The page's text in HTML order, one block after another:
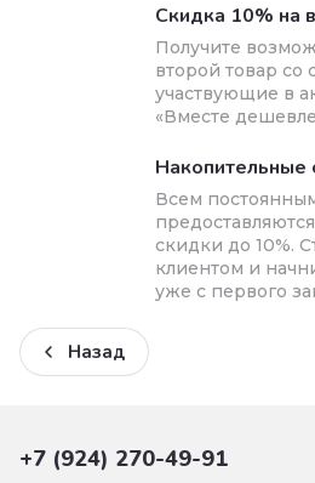
Скидка 10% на
Получите
второй товар со
участвующие в
«Вместе
Накопительные
Всем
скидки до 10%.
клиентом и
уже с первого
Назад
+7 (924) 270-49-91